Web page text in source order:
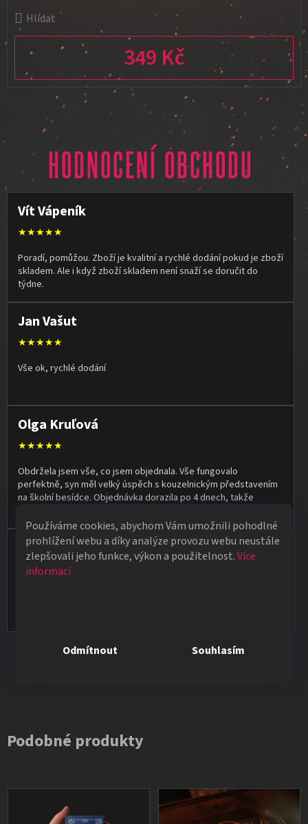
Používáme cookies, abychom Vám umožnili pohodlné
prohlížení webu a díky analýze provozu webu neustále
zlepšovali jeho funkce, výkon a použitelnost.Více
informací
Odmítnout Souhlasím
Hlídat
349 Kč
HODNOCENÍ OBCHODU
Vít Vápeník
★★★★★
Poradí, pomůžou. Zboží je kvalitní a rychlé dodání pokud je zboží
skladem. Ale i když zboží skladem není snaží se doručit do
týdne.
Jan Vašut
★★★★★
Vše ok, rychlé dodání
Olga Kruľová
★★★★★
Obdržela jsem vše, co jsem objednala. Vše fungovalo
perfektně, syn měl velký úspěch s kouzelnickým představením
na školní besídce. Objednávka dorazila po 4 dnech, takže
Vladimír Jirsák
★★★★★
Všechna hodnocení
Podobné produkty